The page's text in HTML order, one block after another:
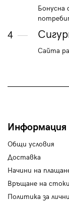
Бонусна
4
Сайта
Информация
Общи условия
Доставка
Начини на
Връщане на стоки
Политика за